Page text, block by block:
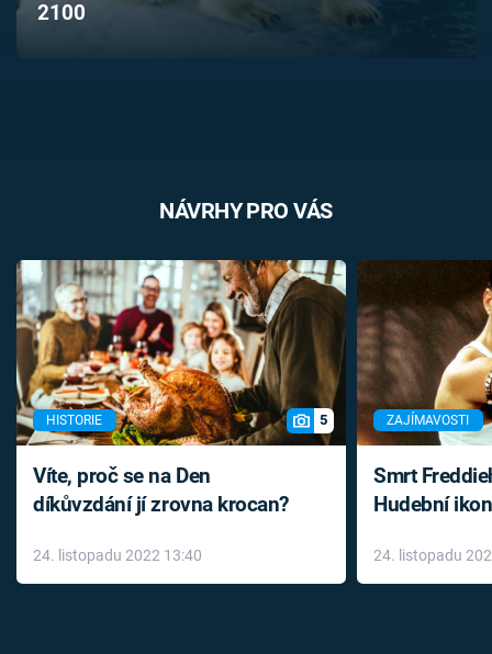
2100
NÁVRHY PRO VÁS
HISTORIE 5
Víte, proč se na Den
díkůvzdání jí zrovna krocan?
24. listopadu 2022 13:40
ZAJÍMAVOSTI
Smrt
Hudební
léky
24. listopadu